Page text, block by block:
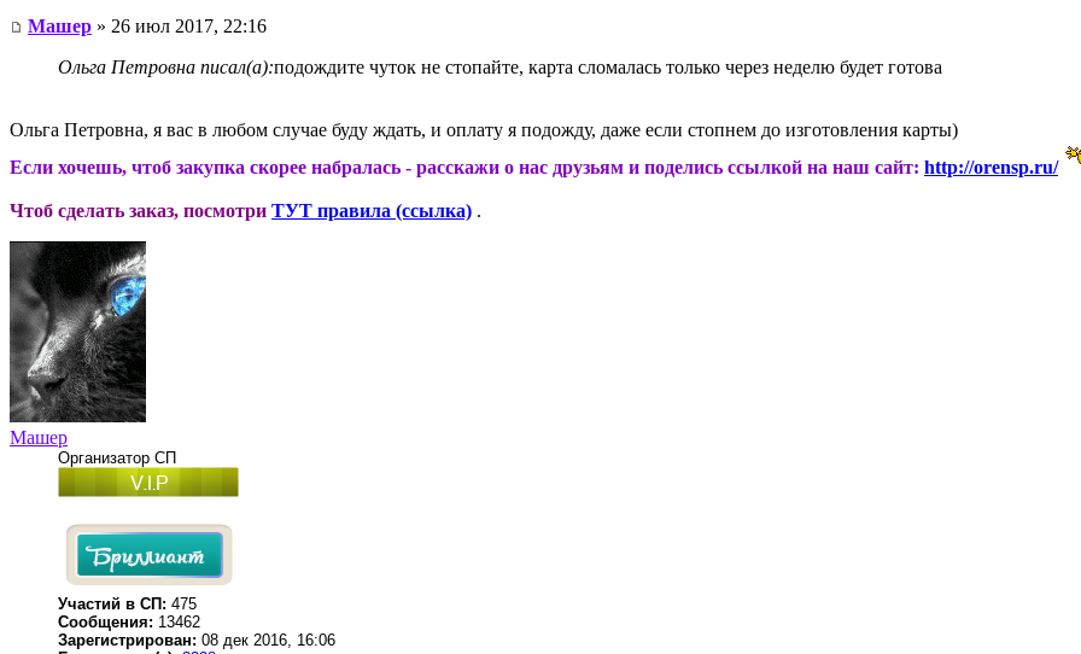
Машер » 26 июл 2017, 22:16
Ольга Петровна писал(а):подождите чуток не стопайте, карта сломалась только через неделю будет готова
Ольга Петровна, я вас в любом случае буду ждать, и оплату я подожду, даже если стопнем до изготовления карты)
Если хочешь, чтоб закупка скорее набралась - расскажи о нас друзьям и поделись ссылкой на наш сайт: http://orensp.ru/
Чтоб сделать заказ, посмотри ТУТ правила (ссылка) .
Машер
Организатор СП
Участий в СП: 475
Сообщения: 13462
Зарегистрирован: 08 дек 2016, 16:06